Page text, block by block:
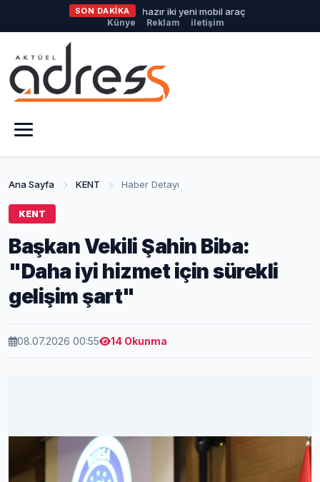
SON DAKİKA
afetlere hazır iki yeni mobil araç
Künye Reklam iletişim
Ana Sayfa KENT Haber Detayı
KENT
Başkan Vekili Şahin Biba:
"Daha iyi hizmet için sürekli
gelişim şart"
08.07.2026 00:55 14 Okunma